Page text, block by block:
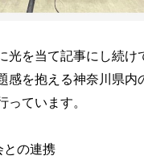
光を当て記事にし続け
感を抱える神奈川県内
っています。
との連携